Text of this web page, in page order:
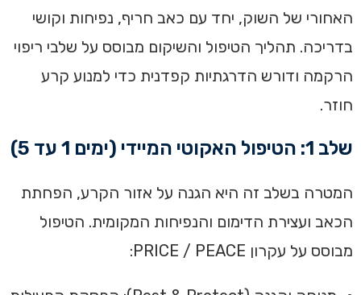
האחורי של השוק, יחד עם כאב חריף, נפיחות וקושי
בדריכה. תהליך הטיפול והשיקום מבוסס על שלבי ריפוי
הרקמה ודורש הדרגתיות קפדנית כדי למנוע קרע
חוזר.
שלב 1: הטיפול האקוטי המיידי (ימים 1 עד 5)
המטרה בשלב זה היא הגנה על אזור הקרע, הפחתת
הכאב ועצירת הדימום והנפיחות המקומית. הטיפול
מבוסס על עקרון PRICE / PEACE: